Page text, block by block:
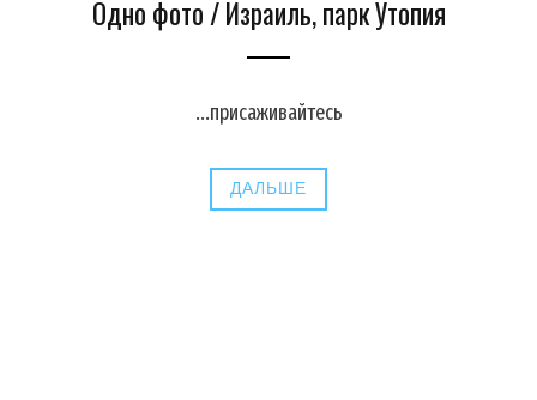
Одно фото / Израиль, парк Утопия
...присаживайтесь
ДАЛЬШЕ